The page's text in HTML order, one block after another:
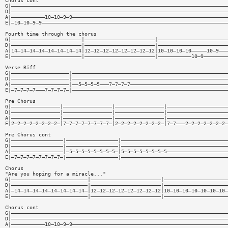
Fourth time through the chorus
Verse Riff
Pre Chorus
Pre Chorus cont
Chorus
"Are you hoping for a miracle..."
Chorus cont